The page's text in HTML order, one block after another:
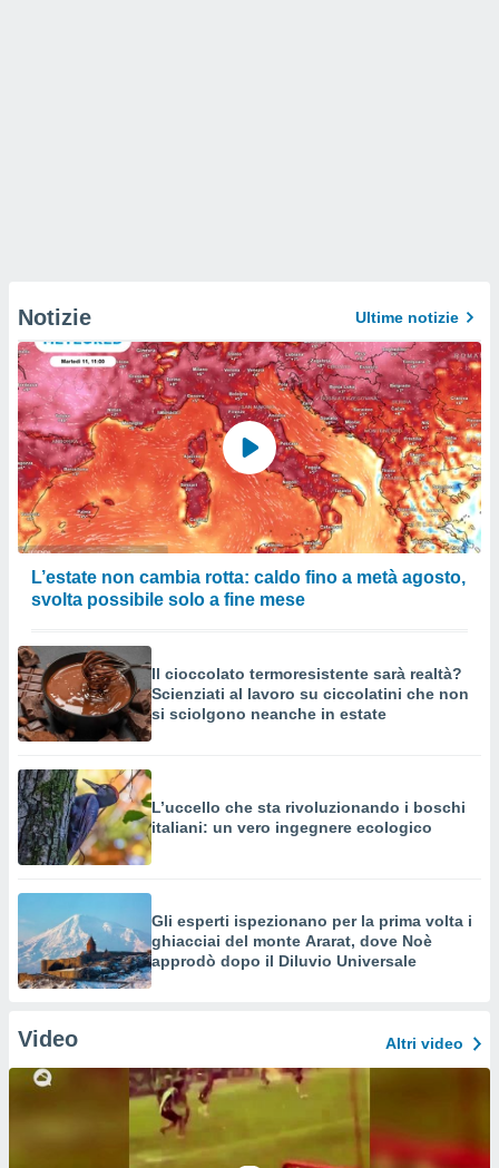
Notizie Ultime notizie
L’estate non cambia rotta: caldo fino a metà agosto,
svolta possibile solo a fine mese
Il cioccolato termoresistente sarà realtà?
Scienziati al lavoro su ciccolatini che non
si sciolgono neanche in estate
L’uccello che sta rivoluzionando i boschi
italiani: un vero ingegnere ecologico
Gli esperti ispezionano per la prima volta i
ghiacciai del monte Ararat, dove Noè
approdò dopo il Diluvio Universale
Video Altri video